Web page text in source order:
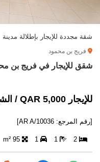
شقة مجددة للإيجار بإطلالة مدينة
فريج بن محمود
شقق للإيجار في فريج بن
للإيجار 5,000 QAR / الشهر
[رقم المرجع: AR A/10036]
2
1
1
95 m²